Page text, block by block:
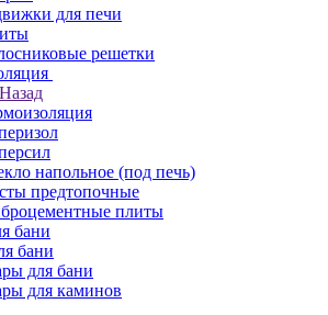
для печи
решетки
Назад
напольное (под печь)
предтопочные
плиты
бани
бани
для бани
для каминов